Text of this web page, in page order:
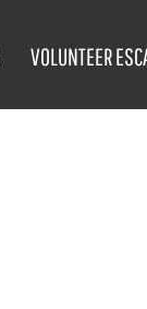
VOLUNTEER